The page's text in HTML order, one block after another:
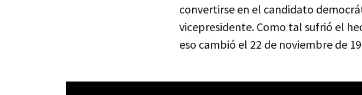
convertirse en el candidato
vicepresidente. Como tal sufrió el
eso cambió el 22 de noviembre de